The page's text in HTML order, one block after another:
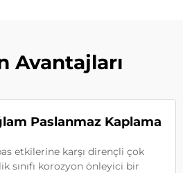
Avantajları
Paslanmaz Kaplama
etkilerine karşı dirençli çok
sınıfı korozyon önleyici bir